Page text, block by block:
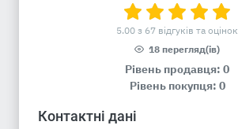
5.00 з 67 відгуків та оцінок
18 перегляд(ів)
Рівень продавця: 0
Рівень покупця: 0
Контактні дані